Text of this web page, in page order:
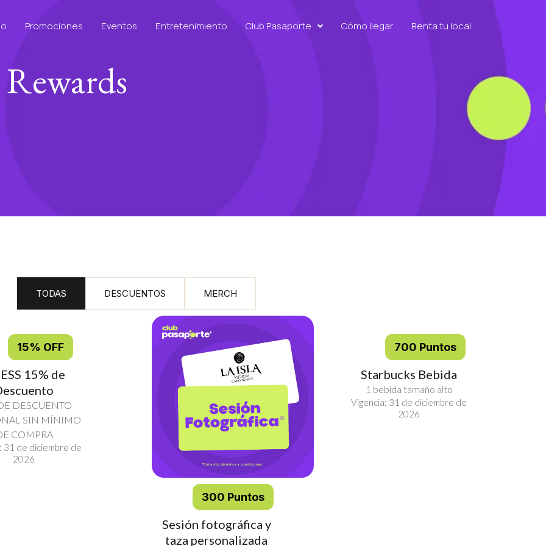
Promociones Eventos Entretenimiento Club Pasaporte Cómo llegar Renta tu local
Rewards
DESCUENTOS MERCH
TODAS
15% OFF
15% de
DESCUENTO
SIN MÍNIMO
COMPRA
31 de diciembre de
2026
300 Puntos
Sesión fotográfica y
taza personalizada
700 Puntos
Starbucks Bebida
1 bebida tamaño alto
Vigencia: 31 de diciembre de
2026